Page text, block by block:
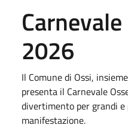
2026
Il Comune di Ossi,
presenta il Carnevale
divertimento per grandi
manifestazione.